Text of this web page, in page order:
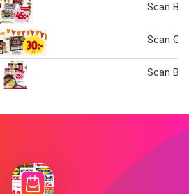
Scan
Scan
Scan